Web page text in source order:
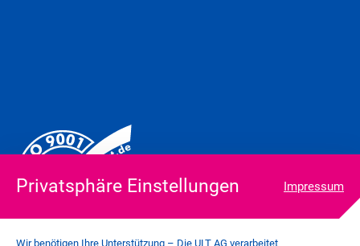
Privatsphäre Einstellungen Impressum
Wir benötigen Ihre Unterstützung – Die ULT AG verarbeitet